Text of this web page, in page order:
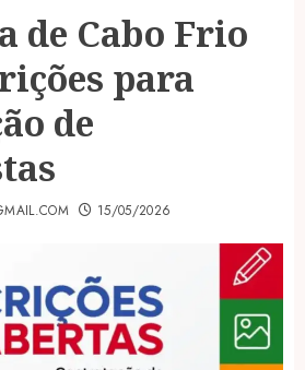
de Cabo Frio
para
de
15/05/2026